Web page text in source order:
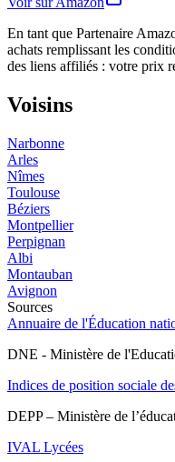
En tant que Partenaire
achats remplissant les
des liens affiliés : votre prix
Voisins
Narbonne
Arles
Nîmes
Toulouse
Béziers
Montpellier
Perpignan
Albi
Montauban
Avignon
Sources
Annuaire de l'Éducation
DNE - Ministère de
Indices de position sociale
DEPP – Ministère de
IVAL Lycées